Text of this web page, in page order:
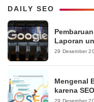
DAILY SEO
Laporan
29 Desember
Mengenal
karena
29 Desember